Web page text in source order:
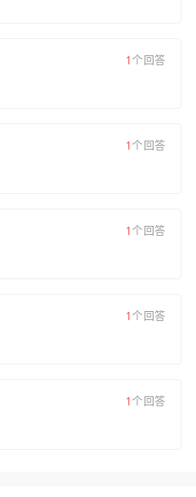
1个回答
1个回答
1个回答
1个回答
1个回答